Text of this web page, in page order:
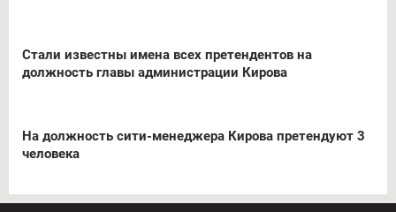
Стали известны имена всех претендентов на
должность главы администрации Кирова
На должность сити-менеджера Кирова претендуют 3
человека